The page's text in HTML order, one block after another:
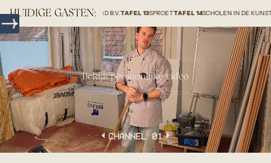
HUIDIGE GASTEN:
SOLAR GROUP HOLLAND B.V.TAFEL 13SPROETTAFEL 14SCHOLEN IN DE KUNSTTAFEL 15
Bekijk persoonlijke video
CHANNEL 01